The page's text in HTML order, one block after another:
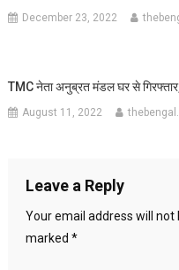
December 23, 2022
TMC नेता अनुब्रत मंडल घर से
August 11, 2022
Leave a Reply
Your email address will not
marked *